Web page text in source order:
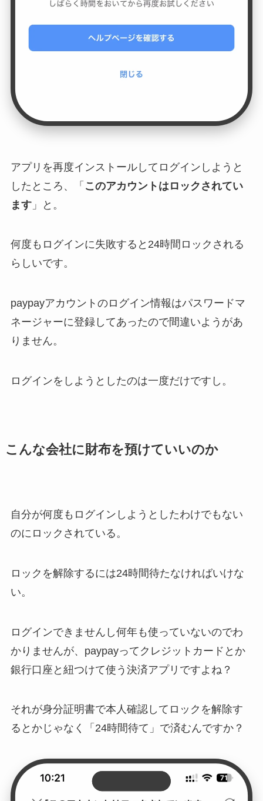
アプリを再度インストールしてログインしようと
したところ、「 このアカウントはロックされてい
ます」と。
何度もログインに失敗すると24時間ロックされる
らしいです。
paypayアカウントのログイン情報はパスワードマ
ネージャーに登録してあったので間違いようがあ
りません。
ログインをしようとしたのは一度だけですし。
こんな会社に財布を預けていいのか
自分が何度もログインしようとしたわけでもない
のにロックされている。
ロックを解除するには24時間待たなければいけな
い。
ログインできませんし何年も使っていないのでわ
かりませんが、paypayってクレジットカードとか
銀行口座と紐つけて使う決済アプリですよね？
それが身分証明書で本人確認してロックを解除す
るとかじゃなく「24時間待て」で済むんですか？